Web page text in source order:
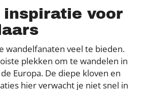
inspiratie voor
wandelfanaten veel te bieden.
plekken om te wandelen in
Europa. De diepe kloven en
hier verwacht je niet snel in